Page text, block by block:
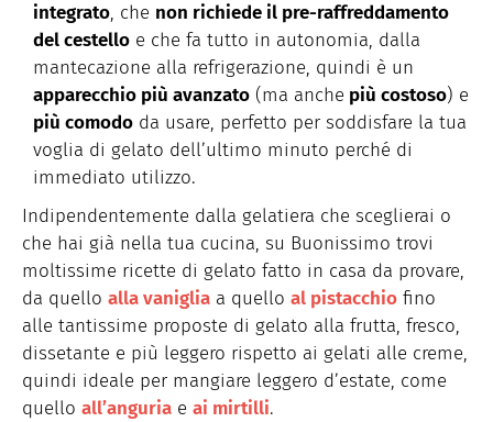
integrato, che non richiede il pre-raffreddamento
del cestello e che fa tutto in autonomia, dalla
mantecazione alla refrigerazione, quindi è un
apparecchio più avanzato (ma anche più costoso) e
più comodo da usare, perfetto per soddisfare la tua
voglia di gelato dell’ultimo minuto perché di
immediato utilizzo.
Indipendentemente dalla gelatiera che sceglierai o
che hai già nella tua cucina, su Buonissimo trovi
moltissime ricette di gelato fatto in casa da provare,
da quello alla vaniglia a quello al pistacchio fino
alle tantissime proposte di gelato alla frutta, fresco,
dissetante e più leggero rispetto ai gelati alle creme,
quindi ideale per mangiare leggero d’estate, come
quello all’anguria e ai mirtilli.